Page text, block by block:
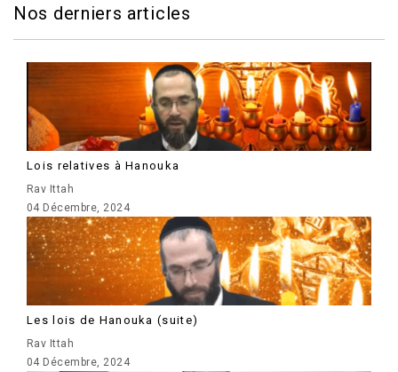
Nos derniers articles
Lois relatives à Hanouka
Rav Ittah
04 Décembre, 2024
Les lois de Hanouka (suite)
Rav Ittah
04 Décembre, 2024